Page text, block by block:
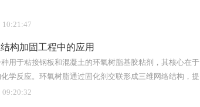
10:21:47
构加固工程中的应用
用于粘接钢板和混凝土的环氧树脂基胶粘剂，其核心在于
学反应。环氧树脂通过固化剂交联形成三维网络结构，提
。这种胶体在固化后产生分子级键合，能有效传递应力，
09:20:32